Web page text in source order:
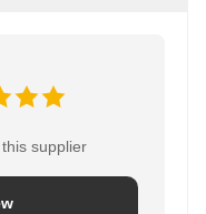
supplier